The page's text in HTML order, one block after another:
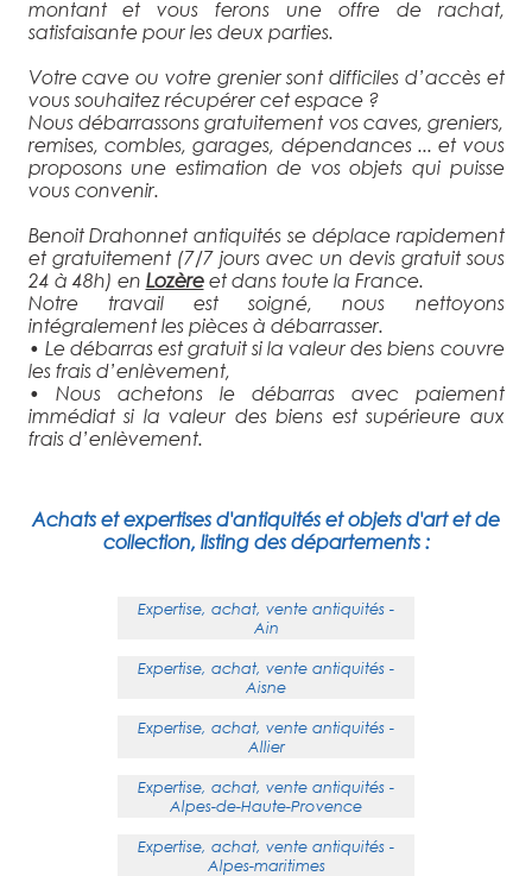
montant et vous ferons une offre de rachat,
satisfaisante pour les deux parties.
Votre cave ou votre grenier sont difficiles d’accès et
vous souhaitez récupérer cet espace ?
Nous débarrassons gratuitement vos caves, greniers,
remises, combles, garages, dépendances ... et vous
proposons une estimation de vos objets qui puisse
vous convenir.
Benoit Drahonnet antiquités se déplace rapidement
et gratuitement (7/7 jours avec un devis gratuit sous
24 à 48h) en Lozèreet dans toute la France.
Notre travail est soigné, nous nettoyons
intégralement les pièces à débarrasser.
• Le débarras est gratuit si la valeur des biens couvre
les frais d’enlèvement,
• Nous achetons le débarras avec paiement
immédiat si la valeur des biens est supérieure aux
frais d’enlèvement.
Achats et expertises d'antiquités et objets d'art et de
collection, listing des départements :
Expertise, achat, vente antiquités -
Ain
Expertise, achat, vente antiquités -
Aisne
Expertise, achat, vente antiquités -
Allier
Expertise, achat, vente antiquités -
Alpes-de-Haute-Provence
Expertise, achat, vente antiquités -
Alpes-maritimes